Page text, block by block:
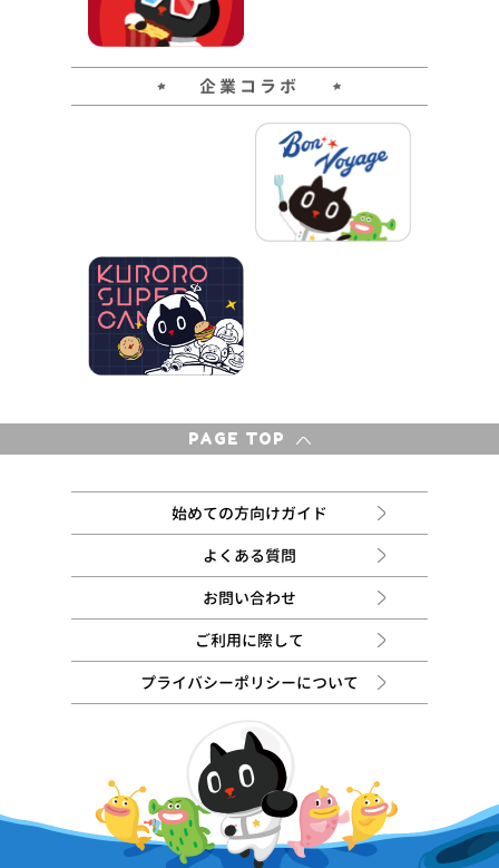
企業コラボ
PAGE TOP
始めての方向けガイド
よくある質問
お問い合わせ
ご利用に際して
プライバシーポリシーについて